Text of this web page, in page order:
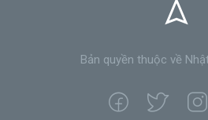
Bản quyền thuộc về